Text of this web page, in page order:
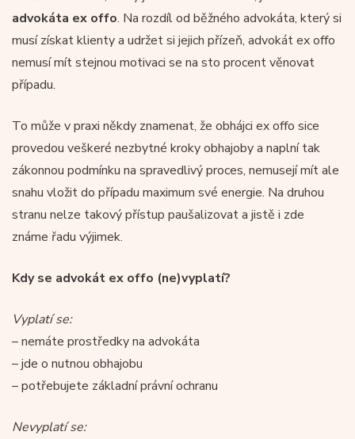
advokáta ex offo. Na rozdíl od běžného advokáta, který si
musí získat klienty a udržet si jejich přízeň, advokát ex offo
nemusí mít stejnou motivaci se na sto procent věnovat
případu.
To může v praxi někdy znamenat, že obhájci ex offo sice
provedou veškeré nezbytné kroky obhajoby a naplní tak
zákonnou podmínku na spravedlivý proces, nemusejí mít ale
snahu vložit do případu maximum své energie. Na druhou
stranu nelze takový přístup paušalizovat a jistě i zde
známe řadu výjimek.
Kdy se advokát ex offo (ne)vyplatí?
Vyplatí se:
– nemáte prostředky na advokáta
– jde o nutnou obhajobu
– potřebujete základní právní ochranu
Nevyplatí se: